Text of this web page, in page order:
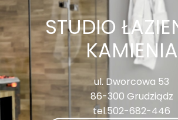
STUDIO
KAMIENIA
ul. Dworcowa 53
86-300 Grudziądz
tel.502-682-446